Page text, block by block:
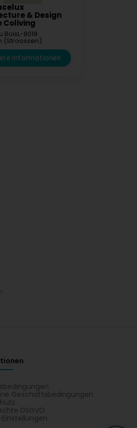
& Design
Coliving
BoisL-8019
(Stroossen)
Informationen
Geschäftsbedingungen
DSGVO